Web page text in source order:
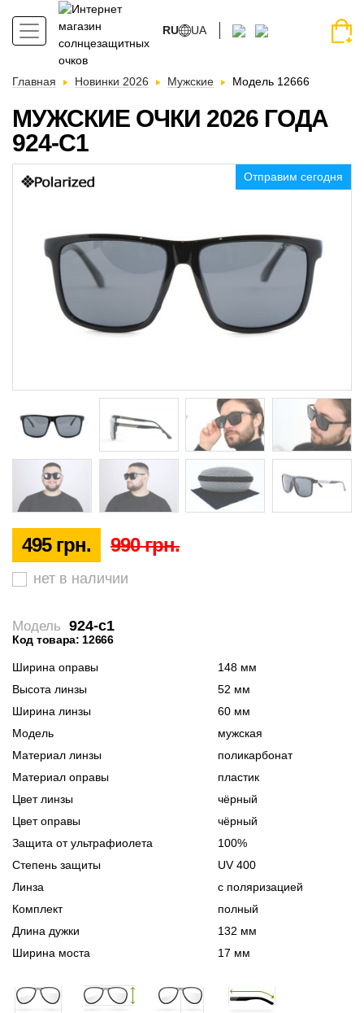
RU UA
Главная Новинки 2026 Мужские Модель 12666
МУЖСКИЕ ОЧКИ 2026 ГОДА
924-С1
Отправим сегодня
495 грн. 990 грн.
нет в наличии
924-с1
Модель
Код товара: 12666
Ширина оправы
148 мм
Высота линзы
52 мм
Ширина линзы
60 мм
Модель
мужская
Материал линзы
поликарбонат
Материал оправы
пластик
Цвет линзы
чёрный
Цвет оправы
чёрный
Защита от ультрафиолета
100%
Степень защиты
UV 400
Линза
с поляризацией
Комплект
полный
Длина дужки
132 мм
Ширина моста
17 мм